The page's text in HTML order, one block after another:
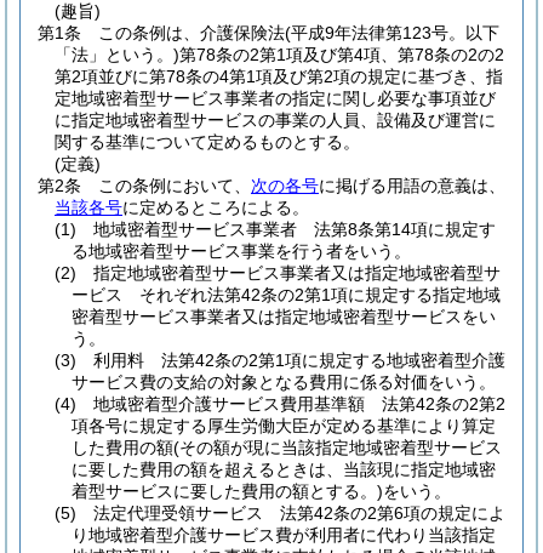
(趣旨)
第1条
この条例は、介護保険法(平成9年法律第123号。以下
「法」という。)第78条の2第1項及び第4項、第78条の2の2
第2項並びに第78条の4第1項及び第2項の規定に基づき、指
定地域密着型サービス事業者の指定に関し必要な事項並び
に指定地域密着型サービスの事業の人員、設備及び運営に
関する基準について定めるものとする。
(定義)
第2条
この条例において、 次の各号に掲げる用語の意義は、
当該各号に定めるところによる。
(1)
地域密着型サービス事業者 法第8条第14項に規定す
る地域密着型サービス事業を行う者をいう。
(2)
指定地域密着型サービス事業者又は指定地域密着型サ
ービス それぞれ法第42条の2第1項に規定する指定地域
密着型サービス事業者又は指定地域密着型サービスをい
う。
(3)
利用料 法第42条の2第1項に規定する地域密着型介護
サービス費の支給の対象となる費用に係る対価をいう。
(4)
地域密着型介護サービス費用基準額 法第42条の2第2
項各号に規定する厚生労働大臣が定める基準により算定
した費用の額(その額が現に当該指定地域密着型サービス
に要した費用の額を超えるときは、当該現に指定地域密
着型サービスに要した費用の額とする。)をいう。
(5)
法定代理受領サービス 法第42条の2第6項の規定によ
り地域密着型介護サービス費が利用者に代わり当該指定